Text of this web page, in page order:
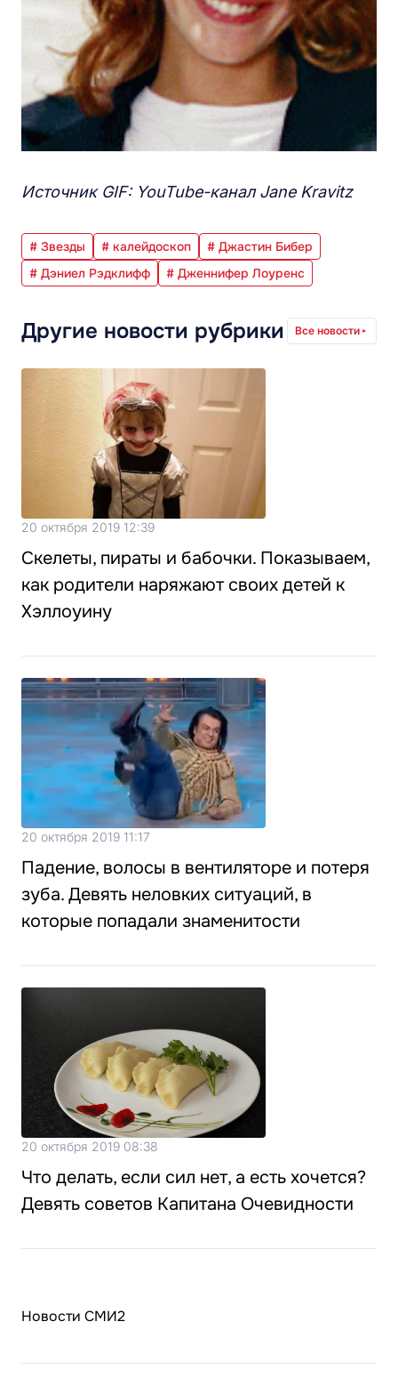
Источник GIF: YouTube-канал Jane Kravitz
# Звезды # калейдоскоп
# Джастин Бибер
# Дэниел Рэдклифф
# Дженнифер Лоуренс
Другие новости рубрики Все новости
20 октября 2019 12:39
Скелеты, пираты и бабочки. Показываем,
как родители наряжают своих детей к
Хэллоуину
20 октября 2019 11:17
Падение, волосы в вентиляторе и потеря
зуба. Девять неловких ситуаций, в
которые попадали знаменитости
20 октября 2019 08:38
Что делать, если сил нет, а есть хочется?
Девять советов Капитана Очевидности
Новости СМИ2